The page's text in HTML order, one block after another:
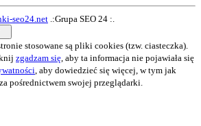
seo24.net .:Grupa SEO 24 :.
stosowane są pliki cookies (tzw. ciasteczka).
zgadzam się , aby ta informacja nie pojawiała się
, aby dowiedzieć się więcej, w tym jak
pośrednictwem swojej przeglądarki.